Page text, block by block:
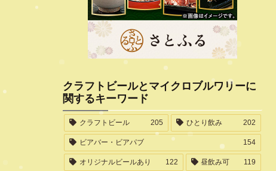
クラフトビールとマイクロブルワリーに
関するキーワード
クラフトビール 205 ひとり飲み 202
ビアバー・ビアパブ 154
オリジナルビールあり 122 昼飲み可 119